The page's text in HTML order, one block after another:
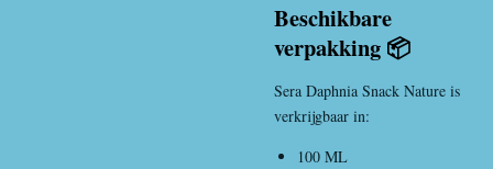
Beschikbare
verpakking 📦
Sera Daphnia Snack Nature is
verkrijgbaar in:
100 ML